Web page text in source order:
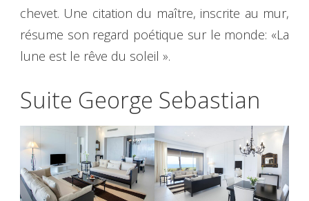
chevet. Une citation du maître, inscrite au mur,
résume son regard poétique sur le monde: «La
lune est le rêve du soleil ».
Suite George Sebastian